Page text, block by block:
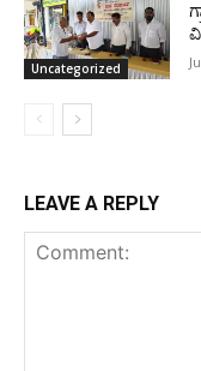
Uncategorized
LEAVE A REPLY